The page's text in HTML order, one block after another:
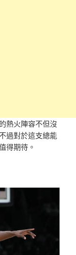
熱火陣容不但沒
過對於這支總能
得期待。